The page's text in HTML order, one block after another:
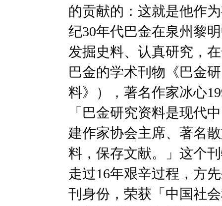
的贡献的：这就是他作
纪30年代巴金在泉州黎
发掘史料、认真研究，
巴金的学术刊物《巴金
料》），著名作家冰心
「巴金研究资料是现代
建作家协会主席、著名
料，保存文献。」这个
走过16年艰辛过程，方
刊身份，荣获「中国社